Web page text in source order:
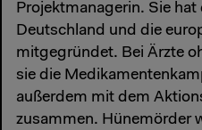
Projektmanagerin. Sie
Deutschland und die
mitgegründet. Bei Ärzte
sie die
außerdem mit dem
zusammen. Hünemörder